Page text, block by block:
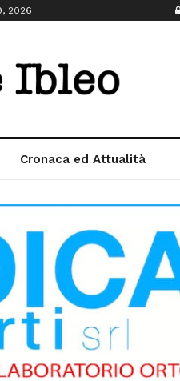
2026
Cronaca ed Attualità